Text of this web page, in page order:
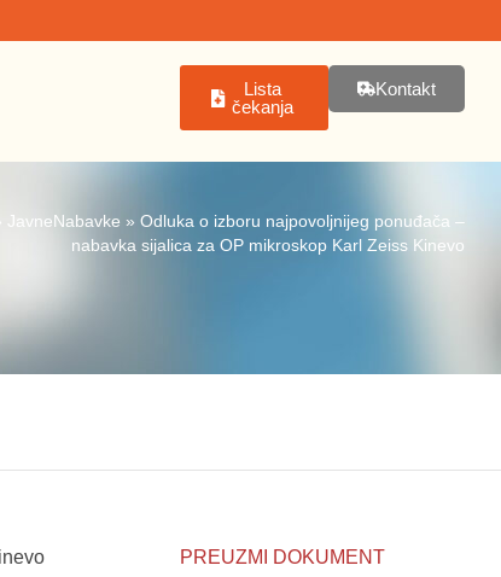
Lista
čekanja
Kontakt
JavneNabavke » Odluka o izboru najpovoljnijeg ponuđača –
nabavka sijalica za OP mikroskop Karl Zeiss Kinevo
PREUZMI DOKUMENT